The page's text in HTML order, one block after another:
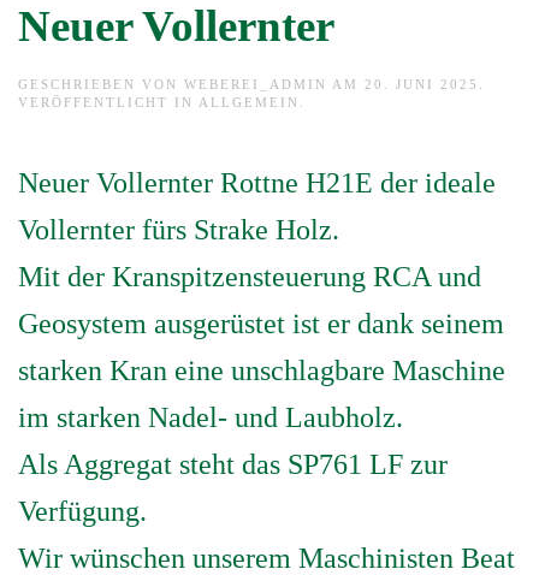
Neuer Vollernter
GESCHRIEBEN VON WEBEREI_ADMIN AM 20. JUNI 2025
VERÖFFENTLICHT IN ALLGEMEIN
Neuer Vollernter Rottne H21E der ideale
Vollernter fürs Strake Holz.
Mit der Kranspitzensteuerung RCA und
Geosystem ausgerüstet ist er dank seinem
starken Kran eine unschlagbare Maschine
im starken Nadel- und Laubholz.
Als Aggregat steht das SP761 LF zur
Verfügung.
Wir wünschen unserem Maschinisten Beat